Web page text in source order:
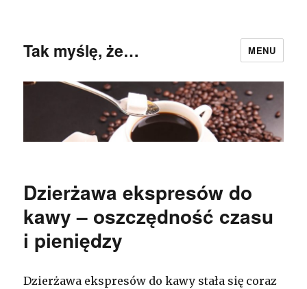
Tak myślę, że… MENU
Dzierżawa ekspresów do
kawy – oszczędność czasu
i pieniędzy
Dzierżawa ekspresów do kawy stała się coraz